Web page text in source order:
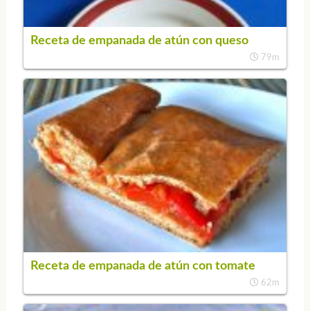
Receta de empanada de atún con queso
79m
Receta de empanada de atún con tomate
62m